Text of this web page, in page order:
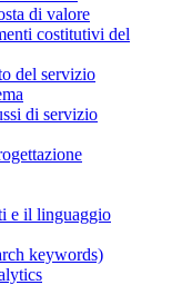
di valore
costitutivi del
del servizio
di servizio
e il linguaggio
keywords)